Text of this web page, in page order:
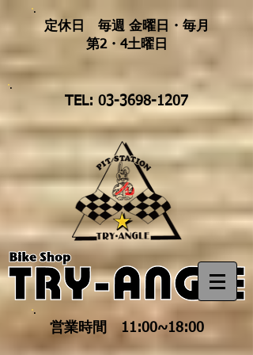
定休日 毎週 金曜日・毎月
第2・4土曜日
TEL: 03-3698-1207
営業時間 11:00~18:00